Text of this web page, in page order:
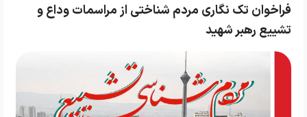
فراخوان تک نگاری مردم شناختی از مراسمات وداع و
تشییع رهبر شهید